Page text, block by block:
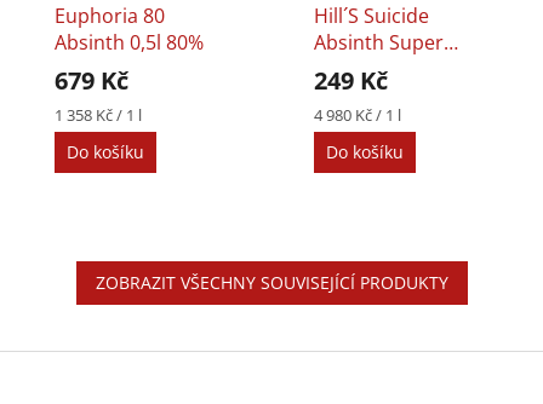
Euphoria 80
Absinth 0,5l 80%
679 Kč
Měrná
cena:
1 358 Kč / 1 l
Do košíku
Hill´s Suicide
Absinth Super
Strong Cannabis
0,05l 79,9%
249 Kč
Měrná
cena:
4 980 Kč / 1 l
Do košíku
ZOBRAZIT VŠECHNY SOUVISEJÍCÍ PRODUKTY